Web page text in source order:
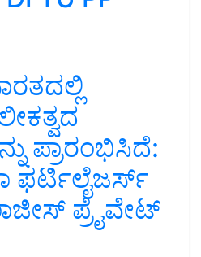
ಪ್ರಾರಂಭಿಸಿದೆ:
ಫರ್ಟಿಲೈಜರ್ಸ್
ಪ್ರೈವೇಟ್